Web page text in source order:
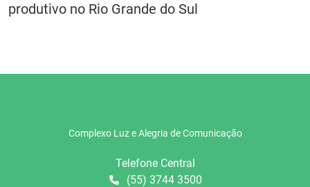
produtivo no Rio Grande do Sul
Complexo Luz e Alegria de Comunicação
Telefone Central
(55) 3744 3500